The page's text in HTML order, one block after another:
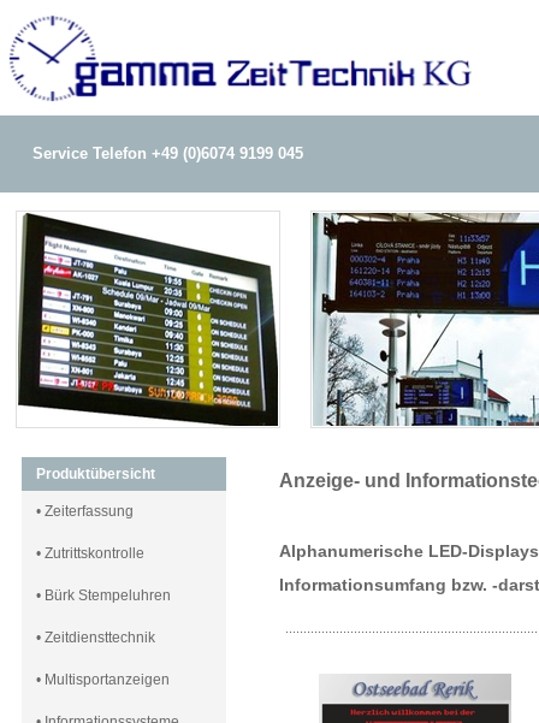
Service Telefon +49 (0)6074 9199 045
Produktübersicht
• Zeiterfassung
• Zutrittskontrolle
• Bürk Stempeluhren
• Zeitdiensttechnik
• Multisportanzeigen
Anzeige- und
Alphanumerische LED-
Informationsumfang bzw. -